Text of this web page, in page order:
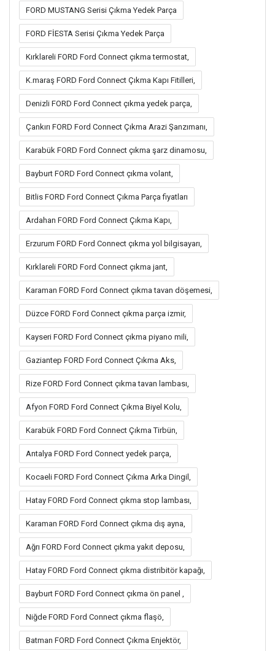
FORD MUSTANG Serisi Çıkma Yedek Parça
FORD FİESTA Serisi Çıkma Yedek Parça
Kırklareli FORD Ford Connect çıkma termostat,
K.maraş FORD Ford Connect Çıkma Kapı Fitilleri,
Denizli FORD Ford Connect çıkma yedek parça,
Çankırı FORD Ford Connect Çıkma Arazi Şanzımanı,
Karabük FORD Ford Connect çıkma şarz dinamosu,
Bayburt FORD Ford Connect çıkma volant,
Bitlis FORD Ford Connect Çıkma Parça fiyatları
Ardahan FORD Ford Connect Çıkma Kapı,
Erzurum FORD Ford Connect çıkma yol bilgisayarı,
Kırklareli FORD Ford Connect çıkma jant,
Karaman FORD Ford Connect çıkma tavan döşemesi,
Düzce FORD Ford Connect çıkma parça izmir,
Kayseri FORD Ford Connect çıkma piyano mili,
Gaziantep FORD Ford Connect Çıkma Aks,
Rize FORD Ford Connect çıkma tavan lambası,
Afyon FORD Ford Connect Çıkma Biyel Kolu,
Karabük FORD Ford Connect Çıkma Tirbün,
Antalya FORD Ford Connect yedek parça,
Kocaeli FORD Ford Connect Çıkma Arka Dingil,
Hatay FORD Ford Connect çıkma stop lambası,
Karaman FORD Ford Connect çıkma dış ayna,
Ağrı FORD Ford Connect çıkma yakıt deposu,
Hatay FORD Ford Connect çıkma distribitör kapağı,
Bayburt FORD Ford Connect çıkma ön panel ,
Niğde FORD Ford Connect çıkma flaşö,
Batman FORD Ford Connect Çıkma Enjektör,